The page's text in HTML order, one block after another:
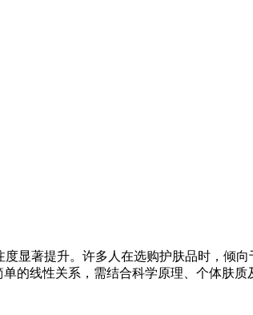
度显著提升。许多人在选购护肤品时，倾
的线性关系，需结合科学原理、个体肤质